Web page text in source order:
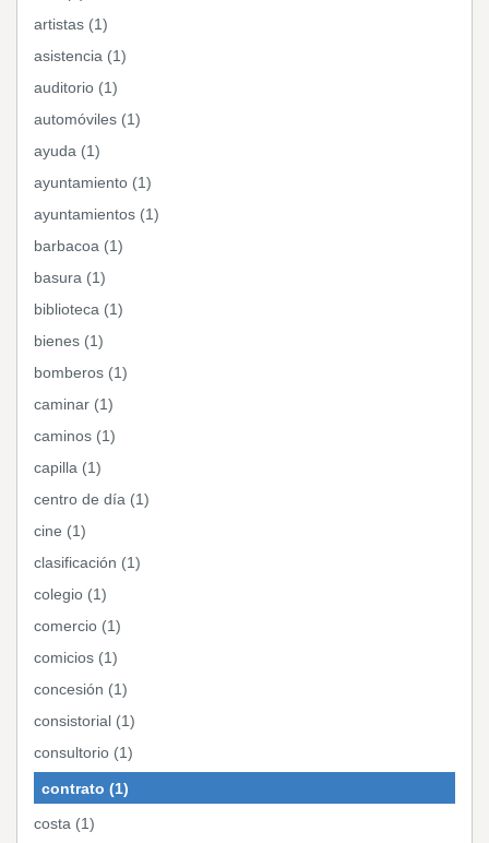
artistas (1)
asistencia (1)
auditorio (1)
automóviles (1)
ayuda (1)
ayuntamiento (1)
ayuntamientos (1)
barbacoa (1)
basura (1)
biblioteca (1)
bienes (1)
bomberos (1)
caminar (1)
caminos (1)
capilla (1)
centro de día (1)
cine (1)
clasificación (1)
colegio (1)
comercio (1)
comicios (1)
concesión (1)
consistorial (1)
consultorio (1)
contrato (1)
costa (1)